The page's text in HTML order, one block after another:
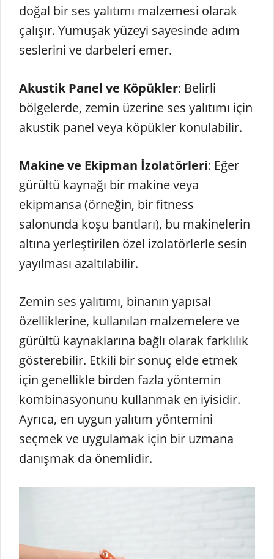
doğal bir ses yalıtımı malzemesi olarak
çalışır. Yumuşak yüzeyi sayesinde adım
seslerini ve darbeleri emer.
Akustik Panel ve Köpükler: Belirli
bölgelerde, zemin üzerine ses yalıtımı için
akustik panel veya köpükler konulabilir.
Makine ve Ekipman İzolatörleri: Eğer
gürültü kaynağı bir makine veya
ekipmansa (örneğin, bir fitness
salonunda koşu bantları), bu makinelerin
altına yerleştirilen özel izolatörlerle sesin
yayılması azaltılabilir.
Zemin ses yalıtımı, binanın yapısal
özelliklerine, kullanılan malzemelere ve
gürültü kaynaklarına bağlı olarak farklılık
gösterebilir. Etkili bir sonuç elde etmek
için genellikle birden fazla yöntemin
kombinasyonunu kullanmak en iyisidir.
Ayrıca, en uygun yalıtım yöntemini
seçmek ve uygulamak için bir uzmana
danışmak da önemlidir.